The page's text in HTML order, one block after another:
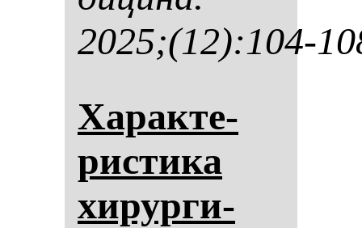
2025;(12):104-
Ха­рак­те­
рис­ти­ка
хи­рур­ги­